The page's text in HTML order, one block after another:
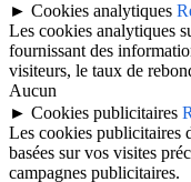
► Cookies analytiques
Les cookies analytiques
fournissant des
visiteurs, le taux de
Aucun
► Cookies publicitaires
Les cookies publicitaires
basées sur vos visites
campagnes publicitaires.